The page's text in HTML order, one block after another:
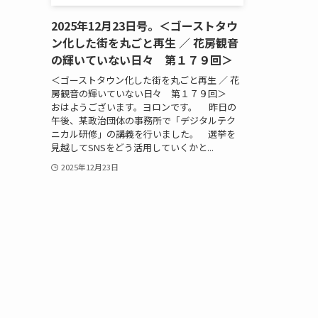
2025年12月23日号。＜ゴーストタウ
ン化した街を丸ごと再生 ／ 花房観音
の輝いていない日々 第１７９回＞
＜ゴーストタウン化した街を丸ごと再生 ／ 花
房観音の輝いていない日々 第１７９回＞
おはようございます。ヨロンです。 昨日の
午後、某政治団体の事務所で「デジタルテク
ニカル研修」の講義を行いました。 選挙を
見越してSNSをどう活用していくかと...
2025年12月23日